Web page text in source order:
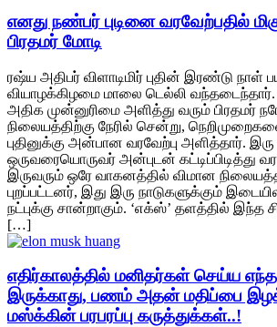
எனது நண்பர் புடினை வரவேற்பதில்
பிரதமர் மோடி
ரஷ்ய அதிபர் விளாடிமிர் புதின் இரண்டு
வியாழக்கிழமை மாலை டெல்லி
அதிக முன்னுரிமை அளித்து வரும் பிரதமர்
நிலையத்திற்கு நேரில் சென்று,
புதினுக்கு அன்பான வரவேற்பு அளித்தார்.
ஒருவரையொருவர் அன்புடன் கட்டிப்பிடித்து
இருவரும் ஒரே வாகனத்தில் விமான
புறப்பட்டனர், இது இரு நாடுகளுக்கும்
நட்புக்கு சான்றாகும். ‘எக்ஸ்’ தளத்தில் இந்த
[…]
எதிர்காலத்தில் மனிதர்கள் செய்ய
இருக்காது, பணம் அதன் மதிப்பை
மஸ்க்கின் பரபரப்பு கருத்துக்கள்..!